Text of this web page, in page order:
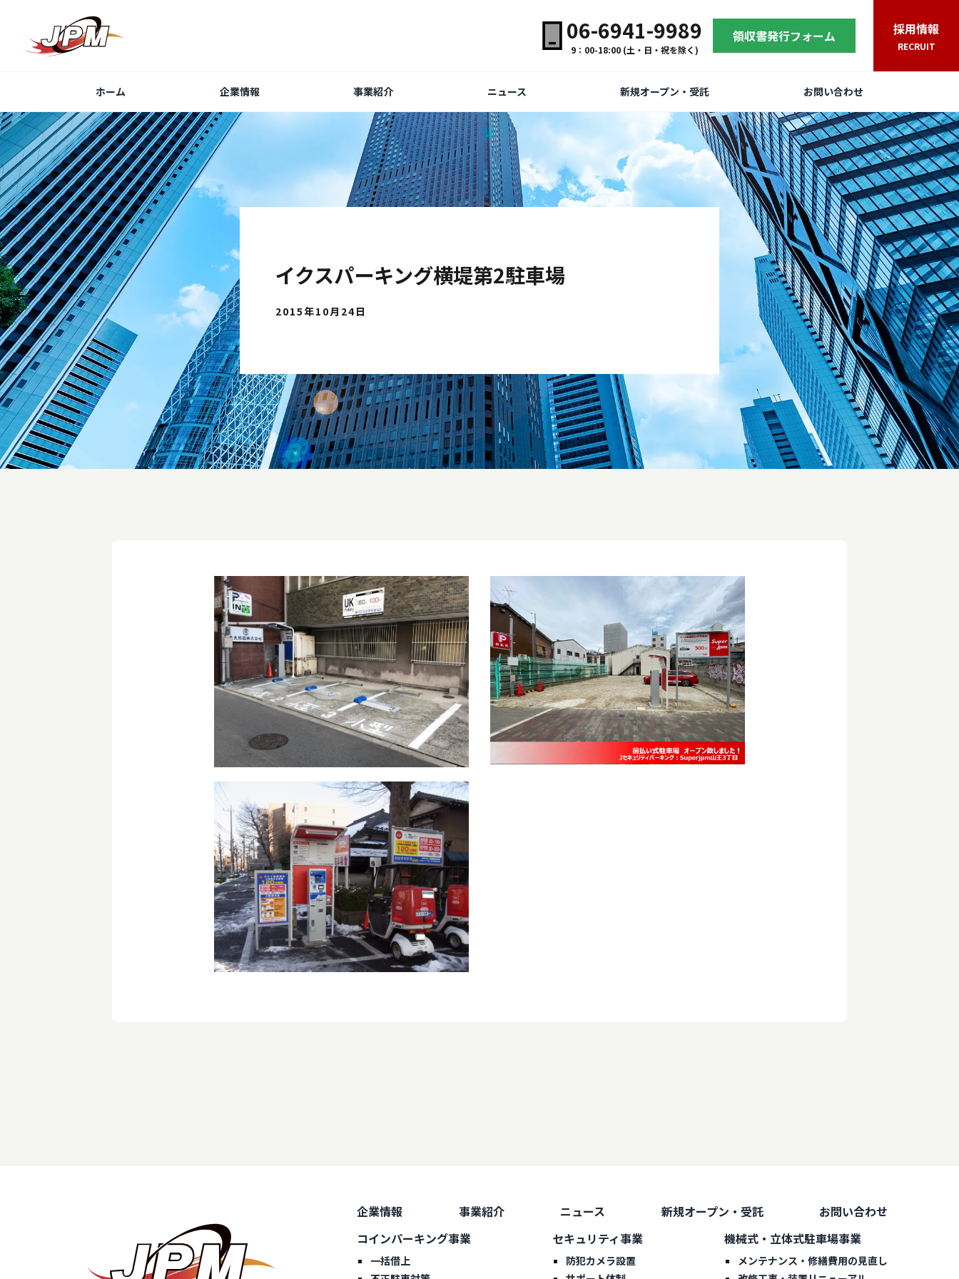
06-6941-9989
9：00-18:00 (土・日・祝を除く)
領収書発行フォーム 採用情報
RECRUIT
ホーム 企業情報 事業紹介 ニュース 新規オープン・受託 お問い合わせ
イクスパーキング横堤第2駐車場
2015年10月24日
企業情報 事業紹介 ニュース 新規オープン・受託
お問い合わせ
コインパーキング事業
一括借上
セキュリティ事業
防犯カメラ設置
機械式・立体式駐車場事業
メンテナンス・修繕費用の見直し